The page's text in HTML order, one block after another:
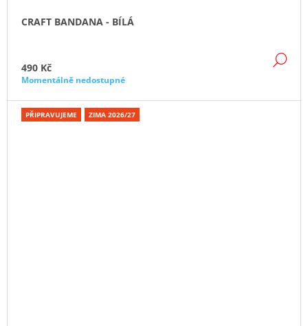
CRAFT BANDANA - BÍLÁ
490 Kč
Momentálně nedostupné
PŘIPRAVUJEME ZIMA 2026/27